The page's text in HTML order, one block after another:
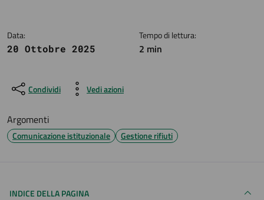
Data:
20 Ottobre 2025
Tempo di lettura:
2 min
Condividi Vedi azioni
Argomenti
Comunicazione istituzionale Gestione rifiuti
INDICE DELLA PAGINA